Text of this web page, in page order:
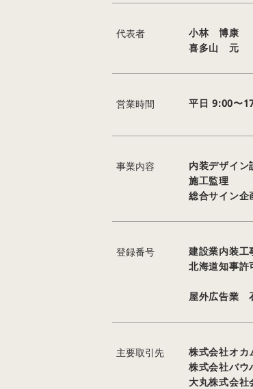
代表者
小林 博康
​喜多山 元
​営業時間 平日 9:00〜
事業内容
内装デザイン
施工監理
総合サイン企
登録番号
建設業内装
北海道知事
屋外広告業
主要取引先
株式会社オ
株式会社バ
大丸株式会